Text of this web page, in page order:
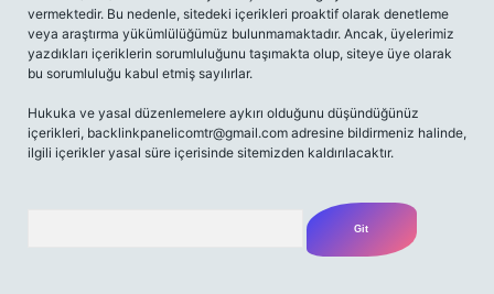
vermektedir. Bu nedenle, sitedeki içerikleri proaktif olarak denetleme
veya araştırma yükümlülüğümüz bulunmamaktadır. Ancak, üyelerimiz
yazdıkları içeriklerin sorumluluğunu taşımakta olup, siteye üye olarak
bu sorumluluğu kabul etmiş sayılırlar.
Hukuka ve yasal düzenlemelere aykırı olduğunu düşündüğünüz
içerikleri, backlinkpanelicomtr@gmail.com adresine bildirmeniz halinde,
ilgili içerikler yasal süre içerisinde sitemizden kaldırılacaktır.